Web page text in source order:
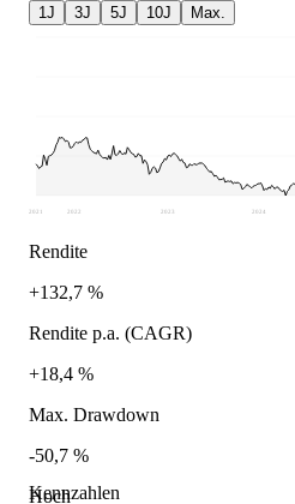
Kennzahlen
1J 3J 5J 10J Max.
2021 2022 2023 2024
Rendite
+132,7 %
Rendite p.a. (CAGR)
+18,4 %
Max. Drawdown
-50,7 %
Hoch